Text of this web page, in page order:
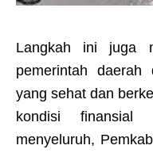
Langkah ini juga
pemerintah
yang sehat dan
kondisi finansial
menyeluruh,